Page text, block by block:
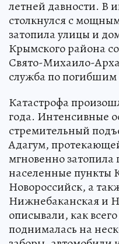
летней давности. В
столкнулся с
затопила улицы и
Крымского района
Свято-Михаило-
служба по
Катастрофа
года. Интенсивные
стремительный
Адагум,
мгновенно затопила
населенные пункты
Новороссийск, а
Нижнебаканская и
описывали, как
поднималась на